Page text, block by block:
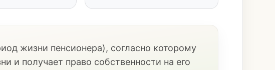
жизни пенсионера), согласно которому
и получает право собственности на его